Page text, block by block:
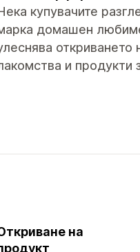
купувачите
домашен
откриването
и продукти
на